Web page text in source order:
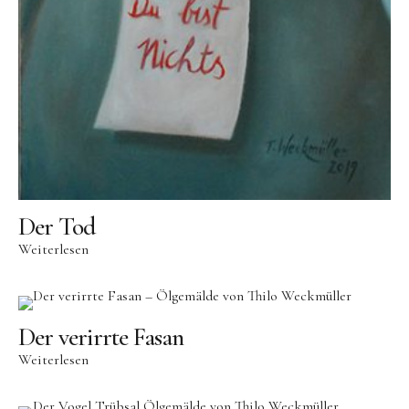
Der Tod
Weiterlesen
Der verirrte Fasan
Weiterlesen